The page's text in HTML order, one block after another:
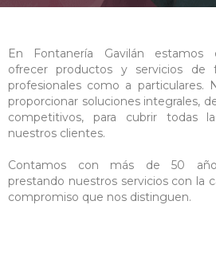
En Fontanería Gavilán estamos
ofrecer productos y servicios de
profesionales como a particulares.
proporcionar soluciones integrales,
competitivos, para cubrir todas
nuestros clientes.
Contamos con más de 50
prestando nuestros servicios con la
compromiso que nos distinguen.